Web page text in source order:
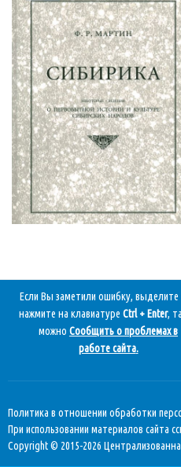
Если Вы заметили ошибку, выделите
нажмите на клавиатуре Ctrl + Enter,
можно Сообщить о проблемах в
работе сайта.
Политика в отношении обработки
При использовании материалов сайта
Copyright © 2015-2026